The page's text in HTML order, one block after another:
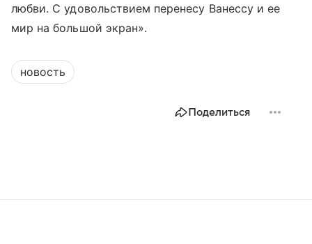
любви. С удовольствием перенесу Ванессу и ее
мир на большой экран».
новость
Поделиться